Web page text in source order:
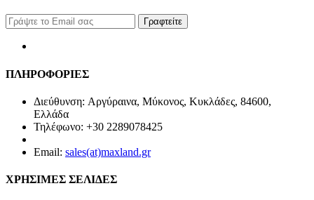
Γραφτείτε
ΠΛΗΡΟΦΟΡΙΕΣ
Διεύθυνση: Αργύραινα, Μύκονος, Κυκλάδες, 84600,
Ελλάδα
Τηλέφωνο: +30 2289078425
Email: sales(at)maxland.gr
ΧΡΗΣΙΜΕΣ ΣΕΛΙΔΕΣ